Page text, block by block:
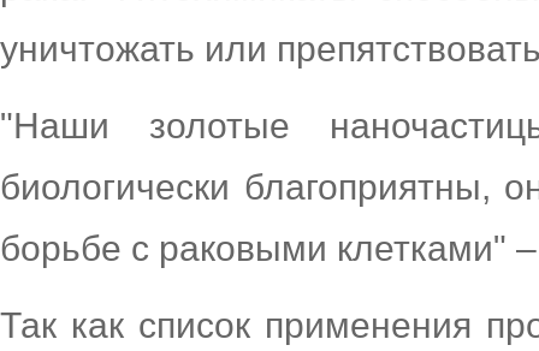
уничтожать или
"Наши золотые
биологически благоприятны,
борьбе с раковыми клетками"
Так как список применения